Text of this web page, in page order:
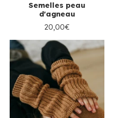
Semelles peau
d'agneau
20,00€